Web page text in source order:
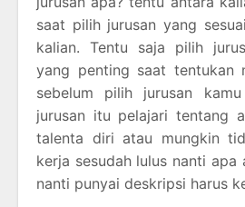
saat pilih jurusan yang
kalian. Tentu saja pilih
yang penting saat tentukan
sebelum pilih jurusan
jurusan itu pelajari tentang
talenta diri atau mungkin
kerja sesudah lulus nanti apa
nanti punyai deskripsi harus